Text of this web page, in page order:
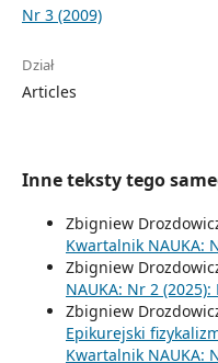
Nr 3 (2009)
Dział
Articles
Inne teksty tego
Zbigniew
Kwartalnik NAUKA:
Zbigniew
NAUKA: Nr 2 (2025):
Zbigniew
Epikurejski
Kwartalnik NAUKA: